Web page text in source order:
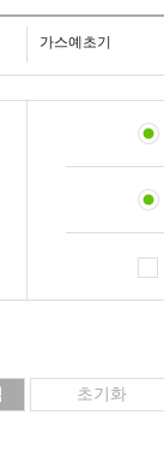
가스예초기